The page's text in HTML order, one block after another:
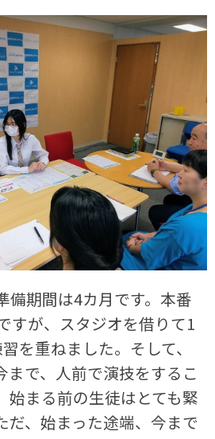
備期間は4カ月です。本番
すが、スタジオを借りて1
を重ねました。そして、
まで、人前で演技をするこ
始まる前の生徒はとても緊
だ、始まった途端、今まで